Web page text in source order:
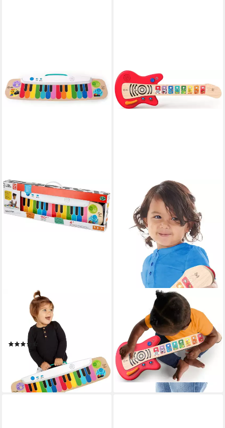
BABY EINSTEIN
Spielzeug-Musikinstrument
Magisches Touch Keyboard,
mit Licht & Sound
ab 47,49 €
lieferbar - in 3-4 Werktagen bei dir
Spielzeug-Musikinstrument
Baby-Einstein, Together in
Tune Guitar™, Connected
Magic Touch™
ab 32,07 € UVP 44,99 €
-29%
lieferbar - in 3-4 Werktagen bei dir